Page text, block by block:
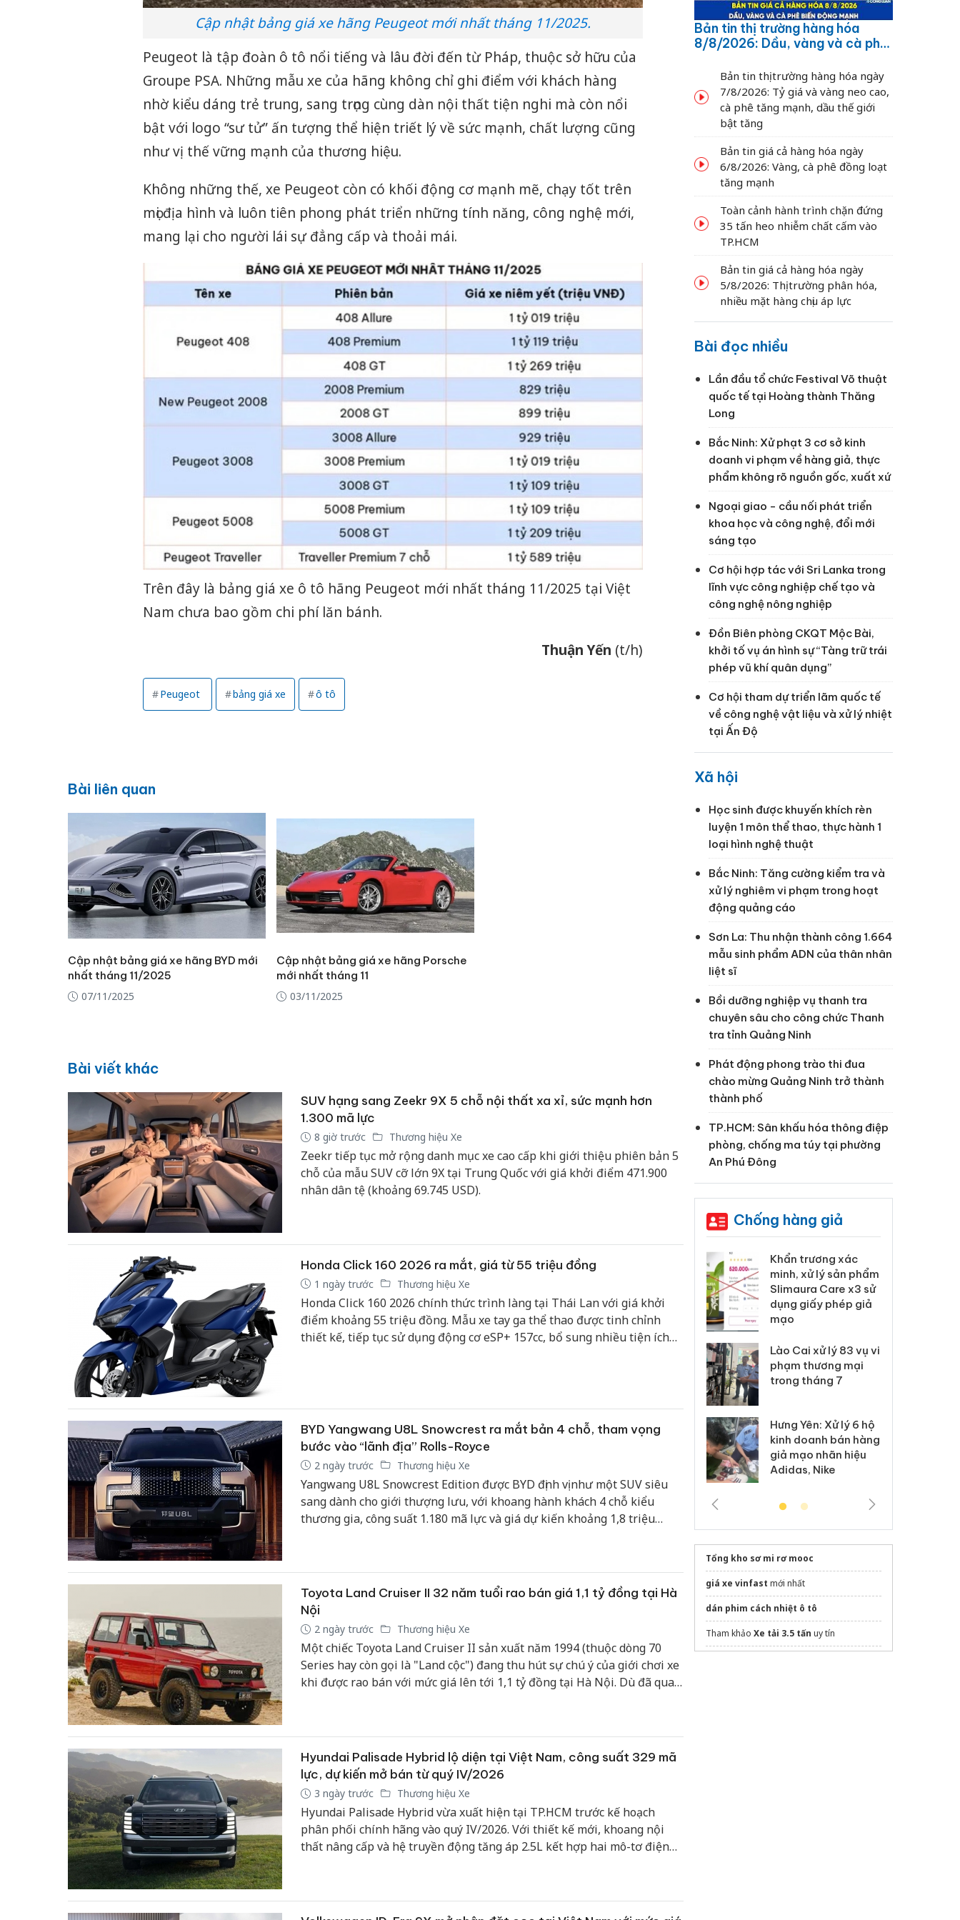
Cập nhật bảng giá xe hãng Peugeot mới nhất tháng 11/2025.
Peugeot là tập đoàn ô tô nổi tiếng và lâu đời đến từ Pháp, thuộc sở hữu của
Groupe PSA. Những mẫu xe của hãng không chỉ ghi điểm với khách hàng
nhờ kiểu dáng trẻ trung, sang trọng cùng dàn nội thất tiện nghi mà còn nổi
bật với logo “sư tử” ấn tượng thể hiện triết lý về sức mạnh, chất lượng cũng
như vị thế vững mạnh của thương hiệu.
Không những thế, xe Peugeot còn có khối động cơ mạnh mẽ, chạy tốt trên
mọi địa hình và luôn tiên phong phát triển những tính năng, công nghệ mới,
mang lại cho người lái sự đẳng cấp và thoải mái.
Trên đây là bảng giá xe ô tô hãng Peugeot mới nhất tháng 11/2025 tại Việt
Nam chưa bao gồm chi phí lăn bánh.
Thuận Yến (t/h)
Peugeot bảng giá xe ô tô
Bài liên quan
Cập nhật bảng giá xe hãng BYD mới
nhất tháng 11/2025
07/11/2025
Cập nhật bảng giá xe hãng Porsche
mới nhất tháng 11
03/11/2025
Bài viết khác
SUV hạng sang Zeekr 9X 5 chỗ nội thất xa xỉ, sức mạnh hơn
1.300 mã lực
8 giờ trước Thương hiệu Xe
Zeekr tiếp tục mở rộng danh mục xe cao cấp khi giới thiệu phiên bản 5
chỗ của mẫu SUV cỡ lớn 9X tại Trung Quốc với giá khởi điểm 471.900
nhân dân tệ (khoảng 69.745 USD).
Honda Click 160 2026 ra mắt, giá từ 55 triệu đồng
1 ngày trước Thương hiệu Xe
Honda Click 160 2026 chính thức trình làng tại Thái Lan với giá khởi
điểm khoảng 55 triệu đồng. Mẫu xe tay ga thể thao được tinh chỉnh
thiết kế, tiếp tục sử dụng động cơ eSP+ 157cc, bổ sung nhiều tiện ích
BYD Yangwang U8L Snowcrest ra mắt bản 4 chỗ, tham vọng
bước vào “lãnh địa” Rolls-Royce
2 ngày trước Thương hiệu Xe
Yangwang U8L Snowcrest Edition được BYD định vị như một SUV siêu
sang dành cho giới thượng lưu, với khoang hành khách 4 chỗ kiểu
thương gia, công suất 1.180 mã lực và giá dự kiến khoảng 1,8 triệu
những tên tuổi lâu đời trong phân khúc xe siêu sang.
Toyota Land Cruiser II 32 năm tuổi rao bán giá 1,1 tỷ đồng tại Hà
Nội
2 ngày trước Thương hiệu Xe
Một chiếc Toyota Land Cruiser II sản xuất năm 1994 (thuộc dòng 70
Series hay còn gọi là "Land cộc") đang thu hút sự chú ý của giới chơi xe
khi được rao bán với mức giá lên tới 1,1 tỷ đồng tại Hà Nội. Dù đã qua
cùng màu sơn ngoại thất đỏ hiếm gặp.
Hyundai Palisade Hybrid lộ diện tại Việt Nam, công suất 329 mã
lực, dự kiến mở bán từ quý IV/2026
3 ngày trước Thương hiệu Xe
Hyundai Palisade Hybrid vừa xuất hiện tại TP.HCM trước kế hoạch
phân phối chính hãng vào quý IV/2026. Với thiết kế mới, khoang nội
thất nâng cấp và hệ truyền động tăng áp 2.5L kết hợp hai mô-tơ điện
kiến 1,5–1,7 tỷ đồng.
Bản tin thị trường hàng hóa
8/8/2026: Dầu, vàng và cà phê
Bản tin thị trường hàng hóa ngày
7/8/2026: Tỷ giá và vàng neo cao,
cà phê tăng mạnh, dầu thế giới
bật tăng
Bản tin giá cả hàng hóa ngày
6/8/2026: Vàng, cà phê đồng loạt
tăng mạnh
Toàn cảnh hành trình chặn đứng
35 tấn heo nhiễm chất cấm vào
TP.HCM
Bản tin giá cả hàng hóa ngày
5/8/2026: Thị trường phân hóa,
nhiều mặt hàng chịu áp lực
Bài đọc nhiều
Lần đầu tổ chức Festival Võ thuật
quốc tế tại Hoàng thành Thăng
Long
Bắc Ninh: Xử phạt 3 cơ sở kinh
doanh vi phạm về hàng giả, thực
phẩm không rõ nguồn gốc, xuất xứ
Ngoại giao - cầu nối phát triển
khoa học và công nghệ, đổi mới
sáng tạo
Cơ hội hợp tác với Sri Lanka trong
lĩnh vực công nghiệp chế tạo và
công nghệ nông nghiệp
Đồn Biên phòng CKQT Mộc Bài,
khởi tố vụ án hình sự “Tàng trữ trái
phép vũ khí quân dụng”
Cơ hội tham dự triển lãm quốc tế
về công nghệ vật liệu và xử lý nhiệt
tại Ấn Độ
Xã hội
Học sinh được khuyến khích rèn
luyện 1 môn thể thao, thực hành 1
loại hình nghệ thuật
Bắc Ninh: Tăng cường kiểm tra và
xử lý nghiêm vi phạm trong hoạt
động quảng cáo
Sơn La: Thu nhận thành công 1.664
mẫu sinh phẩm ADN của thân nhân
liệt sĩ
Bồi dưỡng nghiệp vụ thanh tra
chuyên sâu cho công chức Thanh
tra tỉnh Quảng Ninh
Phát động phong trào thi đua
chào mừng Quảng Ninh trở thành
thành phố
TP.HCM: Sân khấu hóa thông điệp
phòng, chống ma túy tại phường
An Phú Đông
Chống hàng giả
bảo vệ môi trường
kinh doanh
Thanh Hóa: Tìm bị
Khẩn trương xác
minh, xử lý sản phẩm
Slimaura Care x3 sử
dụng giấy phép giả
mạo
Lào Cai xử lý 83 vụ vi
phạm thương mại
trong tháng 7
Hưng Yên: Xử lý 6 hộ
kinh doanh bán hàng
giả mạo nhãn hiệu
Adidas, Nike
Tổng kho sơ mi rơ mooc
giá xe vinfast mới nhất
dán phim cách nhiệt ô tô
Tham khảo Xe tải 3.5 tấn uy tín